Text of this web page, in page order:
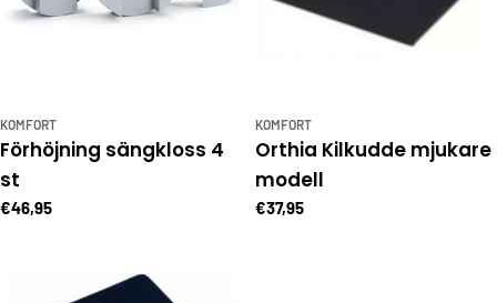
KOMFORT
Förhöjning sängkloss 4
st
€46,95
KOMFORT
Orthia Kilkudde mjukare
modell
€37,95